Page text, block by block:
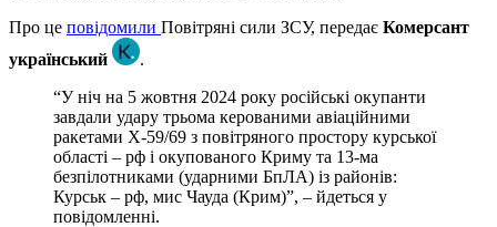
Про це повідомили Повітряні сили ЗСУ, передає Комерсант
український
.
“У ніч на 5 жовтня 2024 року російські окупанти
завдали удару трьома керованими авіаційними
ракетами Х-59/69 з повітряного простору курської
області – рф і окупованого Криму та 13-ма
безпілотниками (ударними БпЛА) із районів:
Курськ – рф, мис Чауда (Крим)”, – йдеться у
повідомленні.